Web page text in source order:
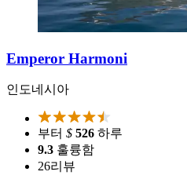
Emperor Harmoni
인도네시아
부터 $ 526 하루
9.3 훌륭함
26리뷰